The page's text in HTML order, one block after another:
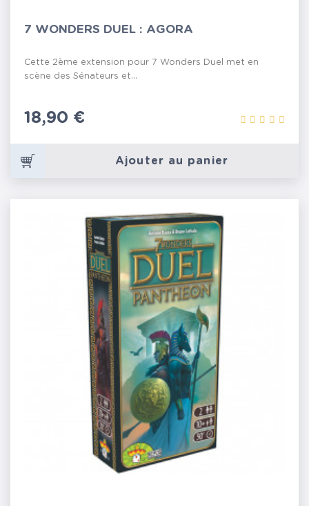
7 WONDERS DUEL : AGORA
Cette 2ème extension pour 7 Wonders Duel met en
scène des Sénateurs et...
Prix
18,90 €
Ajouter au panier